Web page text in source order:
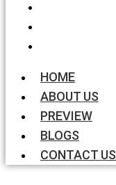
HOME
ABOUT US
PREVIEW
BLOGS
CONTACT US